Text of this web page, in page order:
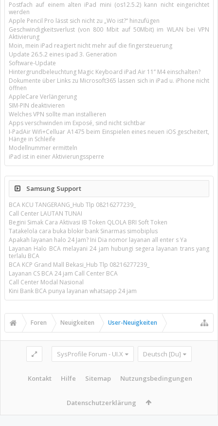
Postfach auf einem alten iPad mini (os12.5.2) kann nicht eingerichtet
werden
Apple Pencil Pro lässt sich nicht zu „Wo ist?“ hinzufügen
Geschwindigkeitsverlust (von 800 Mbit auf 50Mbit) im WLAN bei VPN
Aktivierung
Moin, mein iPad reagiert nicht mehr auf die fingersteuerung
Update 26.5.2 eines ipad 3. Generation
Software-Update
Hintergrundbeleuchtung Magic Keyboard iPad Air 11’’ M4 einschalten?
Dokumente über Links zu Microsoft365 lassen sich in iPad u. iPhone nicht
öffnen
AppleCare Verlängerung
SIM-PIN deaktivieren
Welches VPN sollte man installieren
Apps verschwinden im Exposé, sind nicht sichtbar
I-PadAir Wifi+Celluar A1475 beim Einspielen eines neuen iOS gescheitert,
Hänge in Schleife
Modellnummer ermitteln
iPad ist in einer Aktivierungssperre
Samsung Support
BCA KCU TANGERANG_Hub Tlp 08216277239_
Call Center LAUTAN TUNAI
Begini Simak Cara Aktivasi IB Token QLOLA BRI Soft Token
Tatakelola cara buka blokir bank Sinarmas simobiplus
Apakah layanan halo 24 Jam? Ini Dia nomor layanan all enter s Ya
Layanan Halo BCA melayani 24 jam hubungi segera layanan trans yang
terlalu BCA
BCA KCP Grand Mall Bekasi_Hub Tlp 08216277239_
Layanan CS BCA 24 jam Call Center BCA
Call Center Modal Nasional
Kini Bank BCA punya layanan whatsapp 24 jam
Foren Neuigkeiten User-Neuigkeiten
SysProfile Forum - UI.X Deutsch [Du]
Kontakt Hilfe Sitemap Nutzungsbedingungen
Datenschutzerklärung